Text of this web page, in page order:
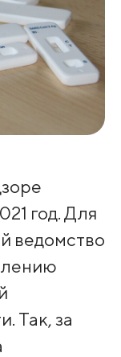
год. Для
ведомство
Так, за